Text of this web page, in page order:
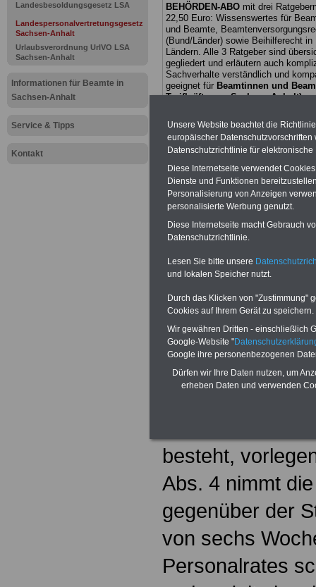
Landesbesoldungsgesetz LSA
Landespersonalvertretungsgesetz
Sachsen-Anhalt
Urlaubsverordnung UrlVO LSA
Sachsen-Anhalt
Informationen für Beamte in
Sachsen-Anhalt
Service & Tipps
Kontakt
BEHÖRDEN-ABO mit drei
22,50 Euro: Wissenswertes für
und Beamte,
(Bund/Länder) sowie Beihilferecht in
Ländern. Alle 3 Ratgeber sind
gegliedert und erläutern auch
Sachverhalte verständlich und
geeignet für Beamtinnen und
Tarifkräfte von Sachsen-Anhalt)..
werden
Zur Übersicht
Sachsen-
(1) Einigen sich
Dienststelle
können sie die
besteht,
Abs. 4 nimmt
gegenüber der
von sechs
Personalrates
Unsere Website beachtet die
europäischer
Datenschutzrichtlinie für
Diese Internetseite verwendet
Dienste und Funktionen
Personalisierung von Anzeigen
personalisierte Werbung genutzt.
Diese Internetseite macht Gebrauch
Datenschutzrichtlinie.
Lesen Sie bitte unsere
und lokalen Speicher nutzt.
Durch das Klicken von "Zustimmung"
Cookies auf Ihrem Gerät zu speichern.
Wir gewähren Dritten - einschließlich
Google-Website "
Google ihre personenbezogenen
Dürfen wir Ihre Daten nutzen, um
erheben Daten und verwenden